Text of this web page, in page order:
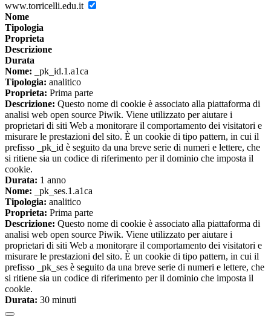
www.torricelli.edu.it
Nome
Tipologia
Proprieta
Descrizione
Durata
Nome: _pk_id.1.a1ca
Tipologia: analitico
Proprieta: Prima parte
Descrizione: Questo nome di cookie è associato alla piattaforma di
analisi web open source Piwik. Viene utilizzato per aiutare i
proprietari di siti Web a monitorare il comportamento dei visitatori e
misurare le prestazioni del sito. È un cookie di tipo pattern, in cui il
prefisso _pk_id è seguito da una breve serie di numeri e lettere, che
si ritiene sia un codice di riferimento per il dominio che imposta il
cookie.
Durata: 1 anno
Nome: _pk_ses.1.a1ca
Tipologia: analitico
Proprieta: Prima parte
Descrizione: Questo nome di cookie è associato alla piattaforma di
analisi web open source Piwik. Viene utilizzato per aiutare i
proprietari di siti Web a monitorare il comportamento dei visitatori e
misurare le prestazioni del sito. È un cookie di tipo pattern, in cui il
prefisso _pk_ses è seguito da una breve serie di numeri e lettere, che
si ritiene sia un codice di riferimento per il dominio che imposta il
cookie.
Durata: 30 minuti